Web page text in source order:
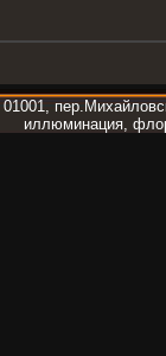
01001,
иллюминация,